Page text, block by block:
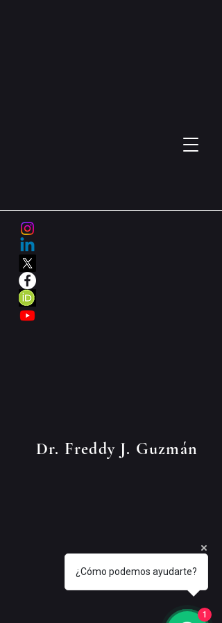
Dr. Freddy J. Guzmán
¿Cómo podemos ayudarte?
1